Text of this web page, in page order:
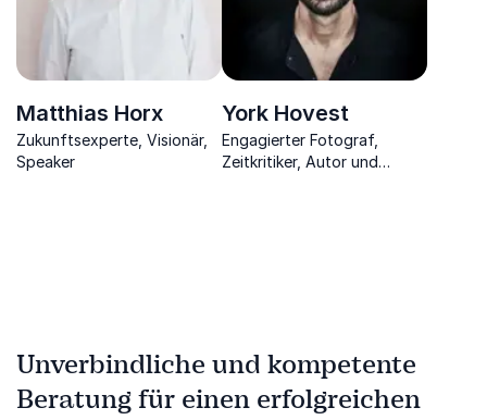
Matthias Horx
Zukunftsexperte, Visionär,
Speaker
York Hovest
Engagierter Fotograf,
Zeitkritiker, Autor und
Unverbindliche und kompetente
Beratung für einen erfolgreichen